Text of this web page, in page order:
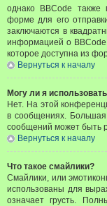
однако BBCode
форме для его
заключаются в
информацией о BBCode
которое доступна из
Вернуться к началу
Могу ли я
Нет. На этой
в сообщениях.
сообщений может быть
Вернуться к началу
Что такое смайлики?
Смайлики, или
использованы для
означает грусть.